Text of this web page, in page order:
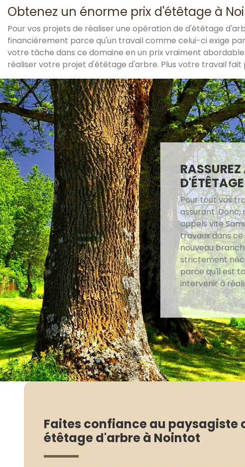
Obtenez un énorme prix d'étêtage à
Pour vos projets de réaliser une opération de d'étêtage
financièrement parce qu'un travail comme celui-ci exige
votre tâche dans ce domaine en un prix vraiment
réaliser votre projet d'étêtage d'arbre. Plus votre travail fait
Pour tout vos
assurant. Donc,
appels vite
travaux dans
nouveau
strictement
parce qu'il est
intervenir à
Faites confiance au paysagiste
étêtage d'arbre à Nointot